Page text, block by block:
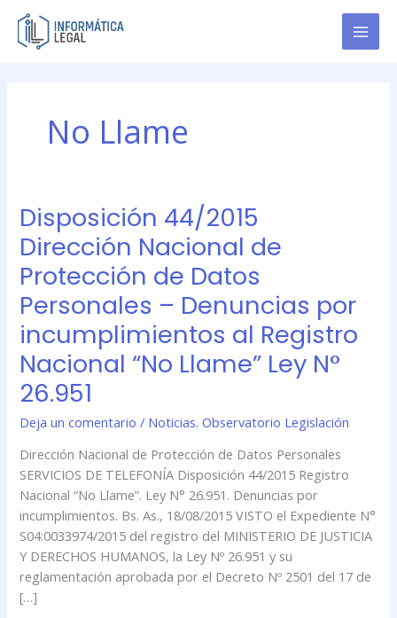
contenido
No Llame
Disposición 44/2015
Dirección Nacional de
Protección de Datos
Personales – Denuncias por
incumplimientos al Registro
Nacional “No Llame” Ley N°
26.951
Deja un comentario / Noticias. Observatorio Legislación
Dirección Nacional de Protección de Datos Personales
SERVICIOS DE TELEFONÍA Disposición 44/2015 Registro
Nacional “No Llame”. Ley N° 26.951. Denuncias por
incumplimientos. Bs. As., 18/08/2015 VISTO el Expediente N°
S04:0033974/2015 del registro del MINISTERIO DE JUSTICIA
Y DERECHOS HUMANOS, la Ley Nº 26.951 y su
reglamentación aprobada por el Decreto Nº 2501 del 17 de
[…]
Disposición
44/2015
Dirección
Nacional
de
Protección
de
Datos
Personales
–
Denuncias
por
incumplimientos
al
Registro
Nacional
“No
Llame”
Ley
N°